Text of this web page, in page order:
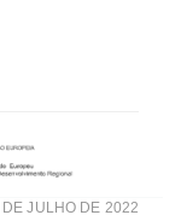
DE JULHO DE 2022